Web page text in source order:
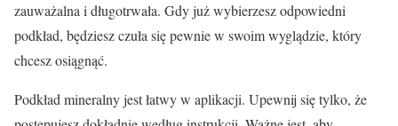
zauważalna i długotrwała. Gdy już wybierzesz odpowiedni
podkład, będziesz czuła się pewnie w swoim wyglądzie, który
chcesz osiągnąć.
Podkład mineralny jest łatwy w aplikacji. Upewnij się tylko, że